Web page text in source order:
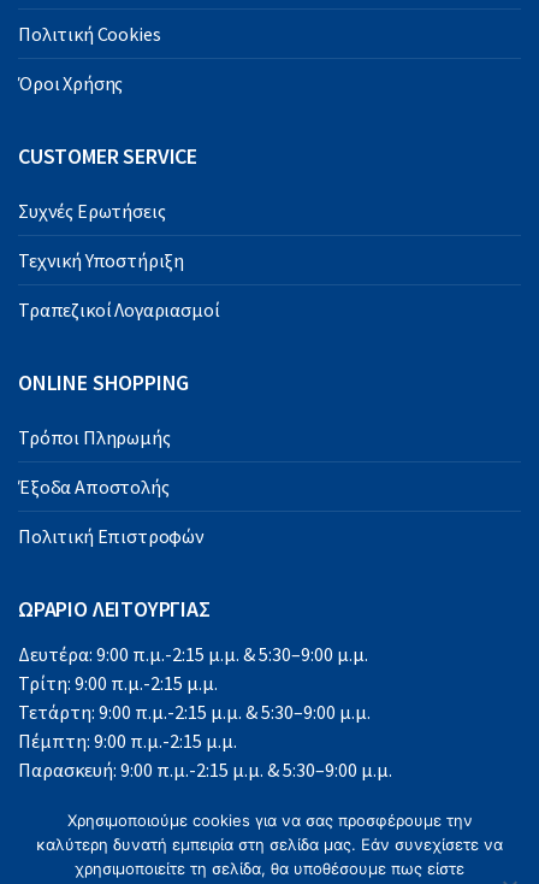
Πολιτική Cookies
Όροι Χρήσης
CUSTOMER SERVICE
Συχνές Ερωτήσεις
Τεχνική Υποστήριξη
Τραπεζικοί Λογαριασμοί
ONLINE SHOPPING
Τρόποι Πληρωμής
Έξοδα Αποστολής
Πολιτική Επιστροφών
ΩΡΑΡΙΟ ΛΕΙΤΟΥΡΓΙΑΣ
Δευτέρα: 9:00 π.μ.-2:15 μ.μ. & 5:30–9:00 μ.μ.
Τρίτη: 9:00 π.μ.-2:15 μ.μ.
Τετάρτη: 9:00 π.μ.-2:15 μ.μ. & 5:30–9:00 μ.μ.
Πέμπτη: 9:00 π.μ.-2:15 μ.μ.
Παρασκευή: 9:00 π.μ.-2:15 μ.μ. & 5:30–9:00 μ.μ.
Κυριακή: Κλειστά
Χρησιμοποιούμε cookies για να σας προσφέρουμε την
καλύτερη δυνατή εμπειρία στη σελίδα μας. Εάν συνεχίσετε να
χρησιμοποιείτε τη σελίδα, θα υποθέσουμε πως είστε